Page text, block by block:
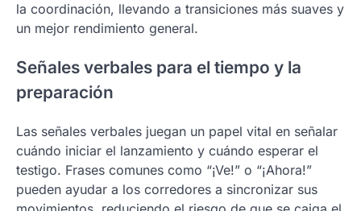
la coordinación, llevando a transiciones más suaves y
un mejor rendimiento general.
Señales verbales para el tiempo y la
preparación
Las señales verbales juegan un papel vital en señalar
cuándo iniciar el lanzamiento y cuándo esperar el
testigo. Frases comunes como “¡Ve!” o “¡Ahora!”
pueden ayudar a los corredores a sincronizar sus